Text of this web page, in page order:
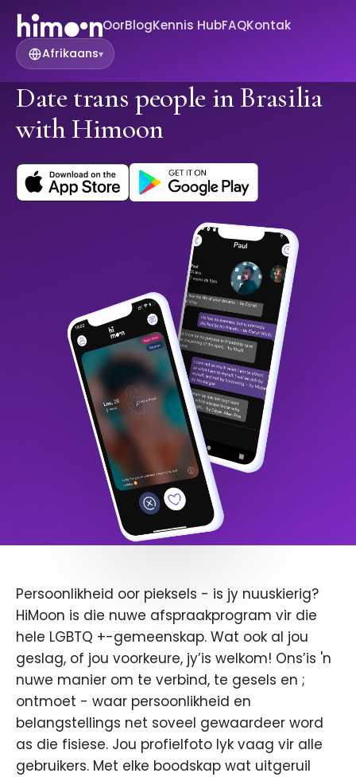
OorBlogKennis HubFAQKontak
Afrikaans▾
Date trans people in Brasilia
with Himoon
Persoonlikheid oor pieksels - is jy nuuskierig?
HiMoon is die nuwe afspraakprogram vir die
hele LGBTQ +-gemeenskap. Wat ook al jou
geslag, of jou voorkeure, jy’is welkom! Ons’is 'n
nuwe manier om te verbind, te gesels en ;
ontmoet - waar persoonlikheid en
belangstellings net soveel gewaardeer word
as die fisiese. Jou profielfoto lyk vaag vir alle
gebruikers. Met elke boodskap wat uitgeruil